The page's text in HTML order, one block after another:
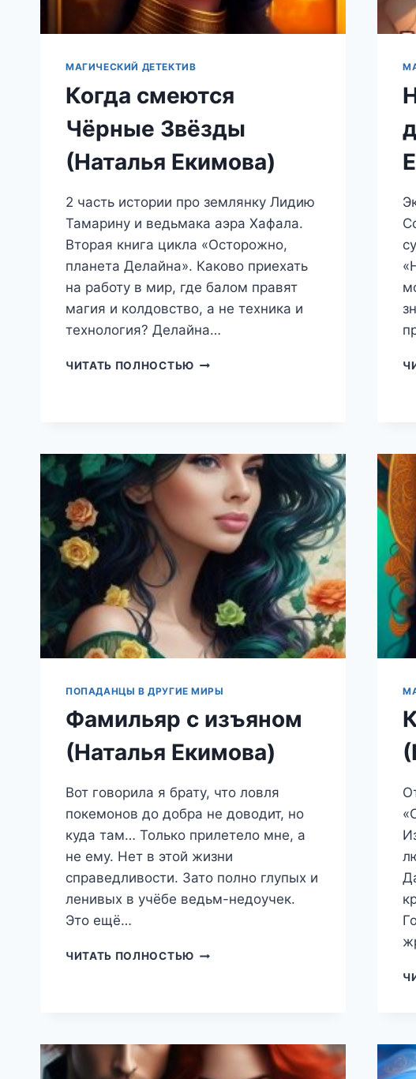
МАГИЧЕСКИЙ ДЕТЕКТИВ
Когда смеются
Чёрные Звёзды
(Наталья Екимова)
2 часть истории про землянку Лидию
Тамарину и ведьмака аэра Хафала.
Вторая книга цикла «Осторожно,
планета Делайна». Каково приехать
на работу в мир, где балом правят
магия и колдовство, а не техника и
технология? Делайна…
ЧИТАТЬ ПОЛНОСТЬЮ КОГДА
ПОПАДАНЦЫ В ДРУГИЕ МИРЫ
Фамильяр с изъяном
(Наталья Екимова)
Вот говорила я брату, что ловля
покемонов до добра не доводит, но
куда там… Только прилетело мне, а
не ему. Нет в этой жизни
справедливости. Зато полно глупых и
ленивых в учёбе ведьм-недоучек.
Это ещё…
ЧИТАТЬ ПОЛНОСТЬЮ ФАМИЛЬЯР